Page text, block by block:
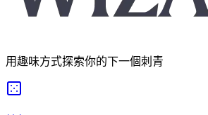
用趣味方式探索你的下一個刺青